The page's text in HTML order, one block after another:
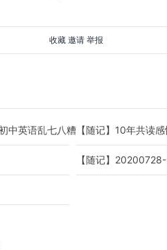
收藏 邀请 举报
中英语乱七八糟之路【随记】10年共读
【随记】